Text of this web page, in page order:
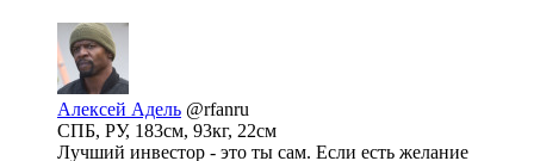
Алексей Адель @rfanru
СПБ, РУ, 183см, 93кг, 22см
Лучший инвестор - это ты сам. Если есть желание